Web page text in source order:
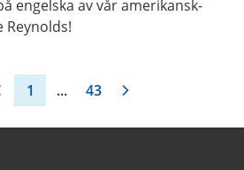
engelska av vår amerikansk-
Reynolds!
1 ... 43